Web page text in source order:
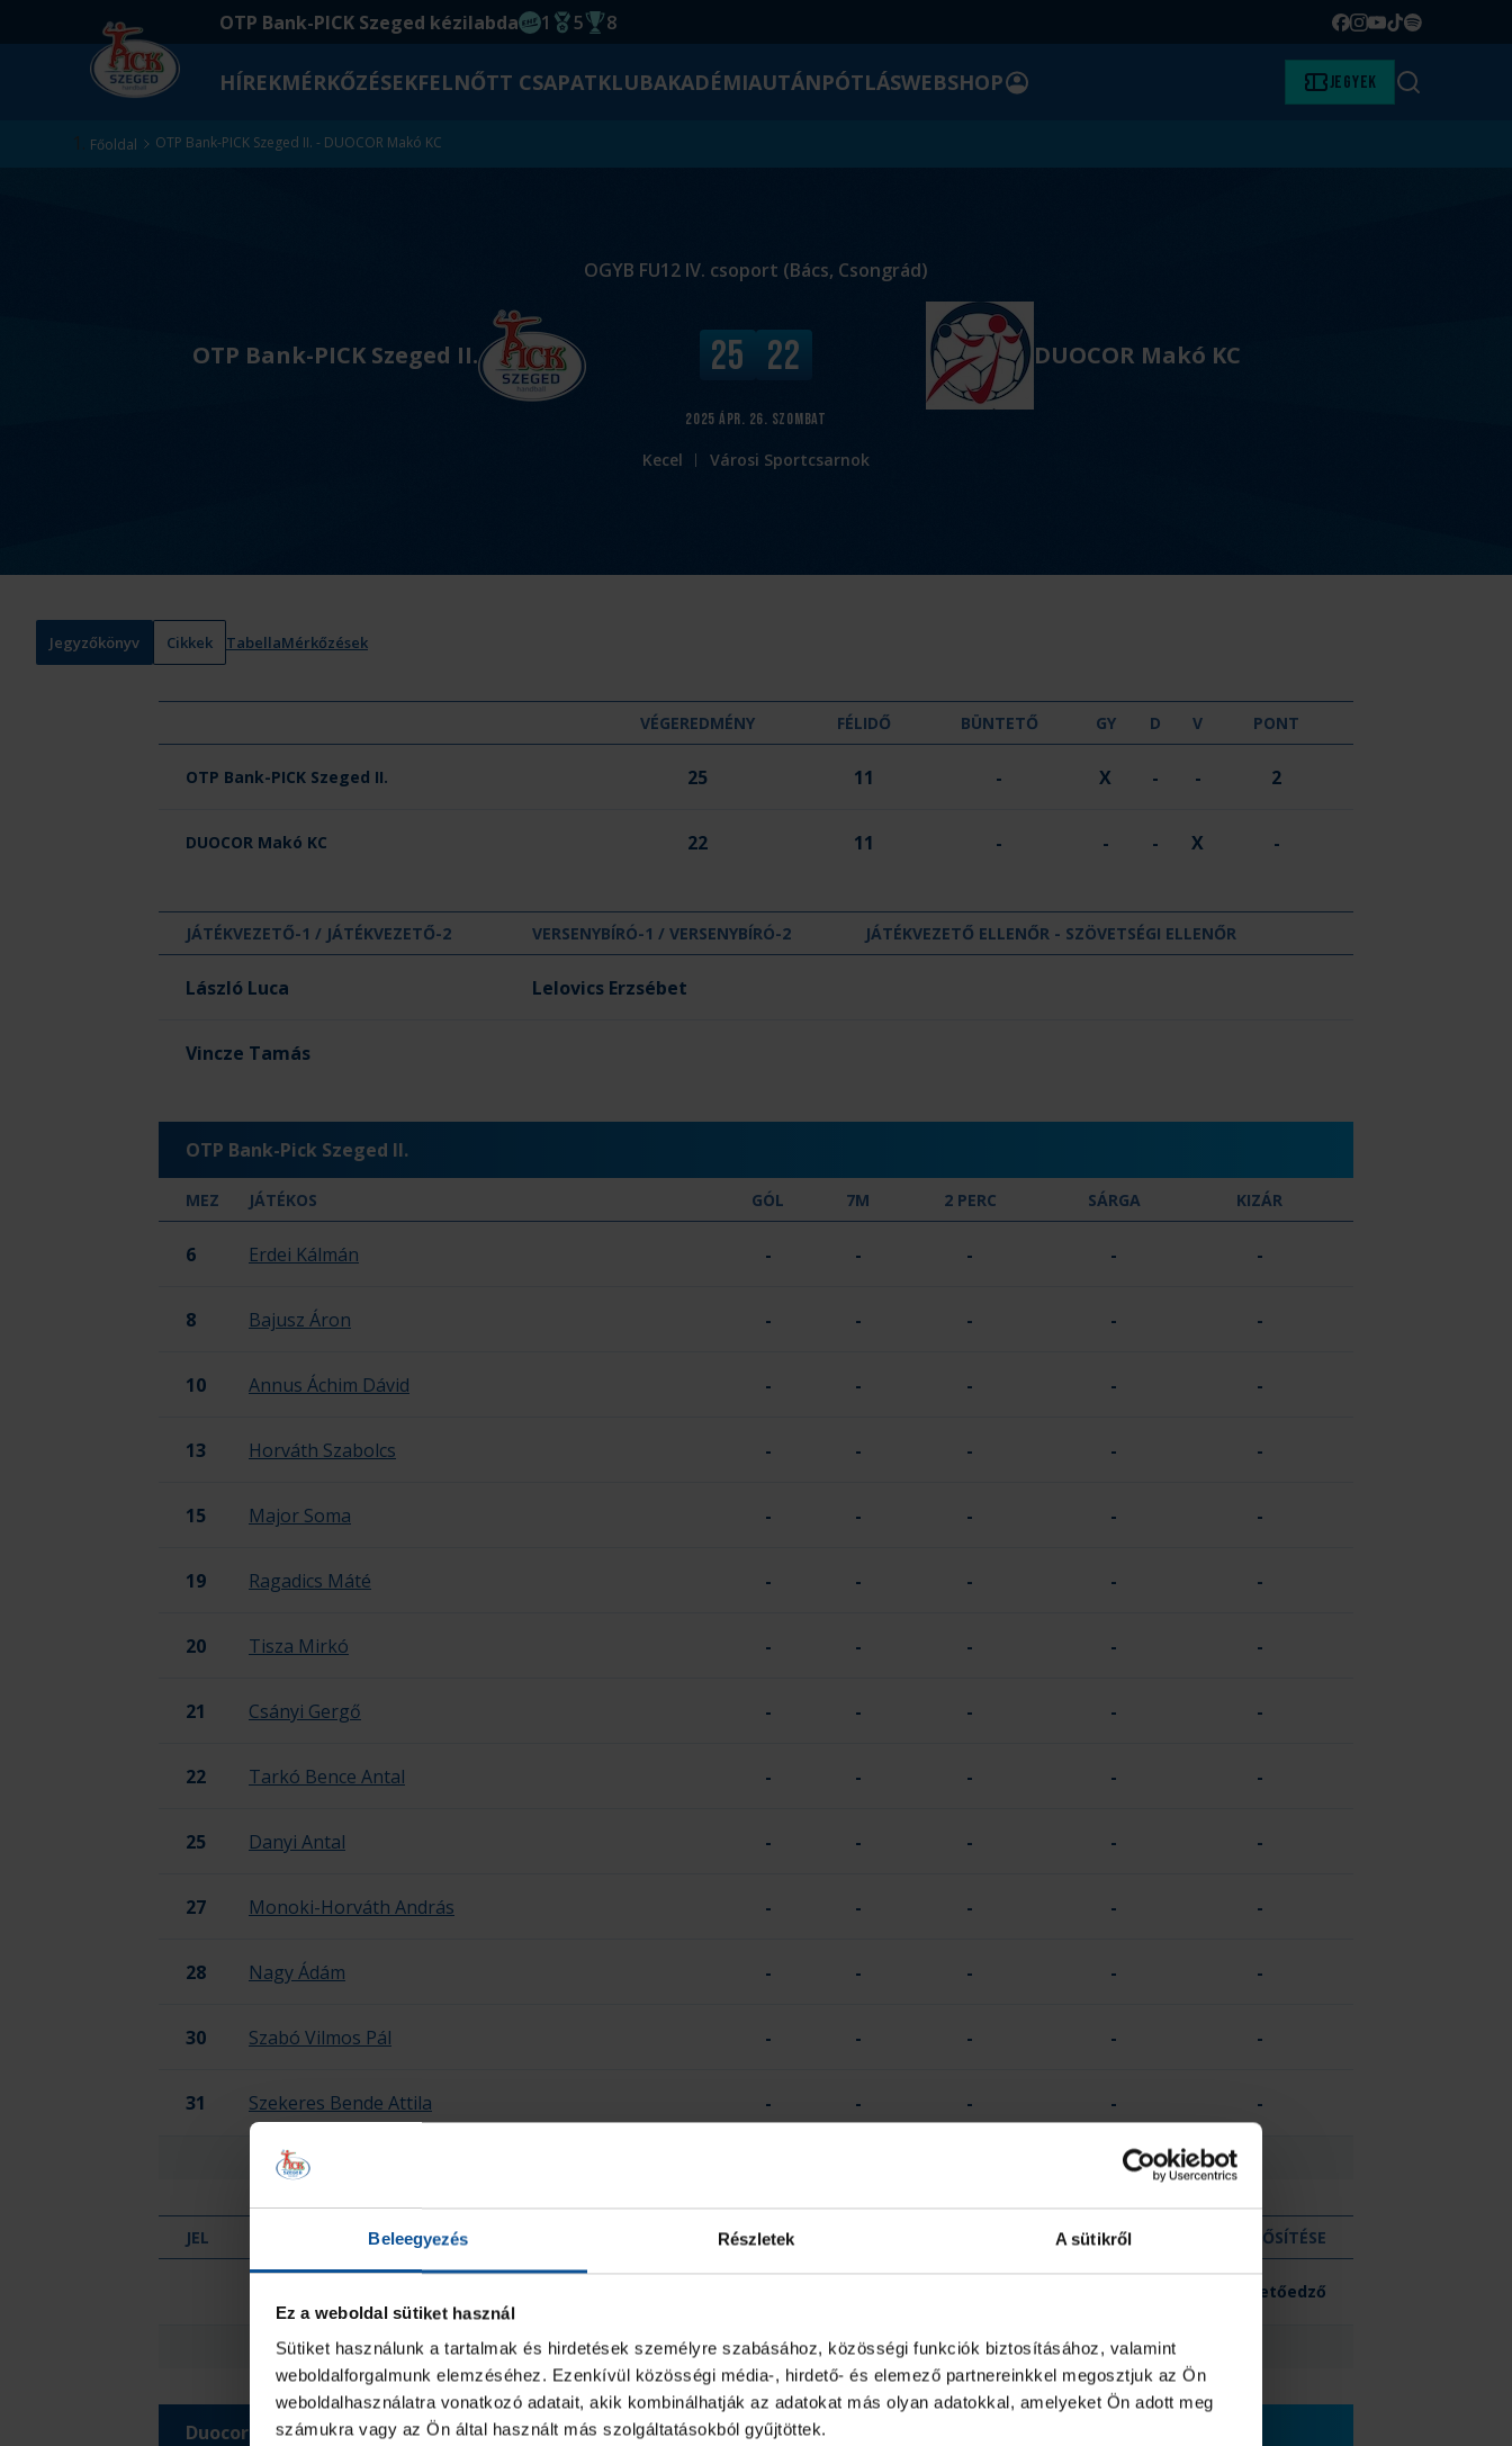
Beleegyezés Részletek A sütikről
Ez a weboldal sütiket használ
Sütiket használunk a tartalmak és hirdetések személyre szabásához, közösségi funkciók biztosításához, valamint
weboldalforgalmunk elemzéséhez. Ezenkívül közösségi média-, hirdető- és elemező partnereinkkel megosztjuk az Ön
weboldalhasználatra vonatkozó adatait, akik kombinálhatják az adatokat más olyan adatokkal, amelyeket Ön adott meg
számukra vagy az Ön által használt más szolgáltatásokból gyűjtöttek.
OTP Bank-PICK Szeged kézilabda
EHF kupagyőzelem 2014
1
Magyar Bajnoki cím
5
Magyar-Kupa győzelem
8 Facebook
Instagram
YouTube
TikTok
Spotify
HÍREKMÉRKŐZÉSEKFELNŐTT CSAPATKLUBAKADÉMIAUTÁNPÓTLÁSWEBSHOPBELÉPÉS Jegyek Keresés
Főoldal OTP Bank-PICK Szeged II. - DUOCOR Makó KC
OGYB FU12 IV. csoport (Bács, Csongrád)
OTP Bank-PICK Szeged II. DUOCOR Makó KC
2025 ápr. 26. szombat
V
é
e
r
é
25 22
Kecel Városi Sportcsarnok
Jegyzőkönyv Cikkek TabellaMérkőzések
VÉGEREDMÉNY FÉLIDŐ BÜNTETŐ GYŐZELEM
GY DÖNTETLEN
D VERESÉG
V PONT
OTP Bank-PICK Szeged II. 25 11 - X - - 2
DUOCOR Makó KC 22 11 - - - X -
JÁTÉKVEZETŐ-1 / JÁTÉKVEZETŐ-2 VERSENYBÍRÓ-1 / VERSENYBÍRÓ-2 JÁTÉKVEZETŐ ELLENŐR - SZÖVETSÉGI ELLENŐR
László Luca Lelovics Erzsébet
Vincze Tamás
OTP Bank-Pick Szeged II.
MEZ JÁTÉKOS GÓL 7M 2 PERC SÁRGA KIZÁR
6 Erdei Kálmán - - - - -
8 Bajusz Áron - - - - -
10 Annus Áchim Dávid - - - - -
13 Horváth Szabolcs - - - - -
15 Major Soma - - - - -
19 Ragadics Máté - - - - -
20 Tisza Mirkó - - - - -
21 Csányi Gergő - - - - -
22 Tarkó Bence Antal - - - - -
25 Danyi Antal - - - - -
27 Monoki-Horváth András - - - - -
28 Nagy Ádám - - - - -
30 Szabó Vilmos Pál - - - - -
31 Szekeres Bende Attila - - - - -
ÖSSZESEN
OTP Bank-Pick Szeged II.
JEL HIVATALOS SZEMÉLY NEVE 2 PERC MINŐSÍTÉSE
Vezetőedző
ÖSSZESEN 0 0 0
Duocor Makói Kézilabda Club